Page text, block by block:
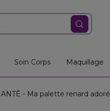
Soin Corps Maquillage
- Ma palette renard adoré